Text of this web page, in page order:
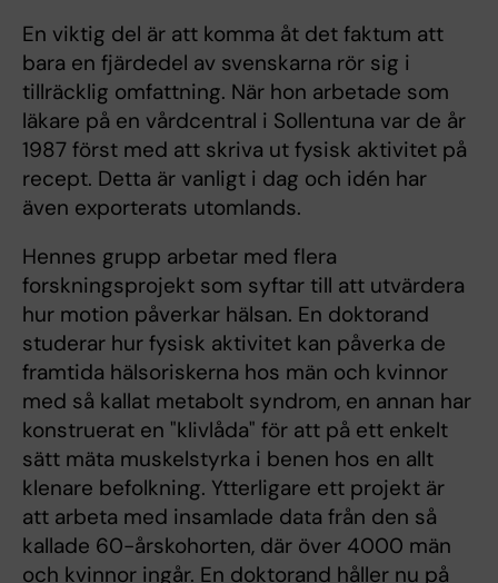
En viktig del är att komma åt det faktum att
bara en fjärdedel av svenskarna rör sig i
tillräcklig omfattning. När hon arbetade som
läkare på en vårdcentral i Sollentuna var de år
1987 först med att skriva ut fysisk aktivitet på
recept. Detta är vanligt i dag och idén har
även exporterats utomlands.
Hennes grupp arbetar med flera
forskningsprojekt som syftar till att utvärdera
hur motion påverkar hälsan. En doktorand
studerar hur fysisk aktivitet kan påverka de
framtida hälsoriskerna hos män och kvinnor
med så kallat metabolt syndrom, en annan har
konstruerat en "klivlåda" för att på ett enkelt
sätt mäta muskelstyrka i benen hos en allt
klenare befolkning. Ytterligare ett projekt är
att arbeta med insamlade data från den så
kallade 60-årskohorten, där över 4000 män
och kvinnor ingår. En doktorand håller nu på